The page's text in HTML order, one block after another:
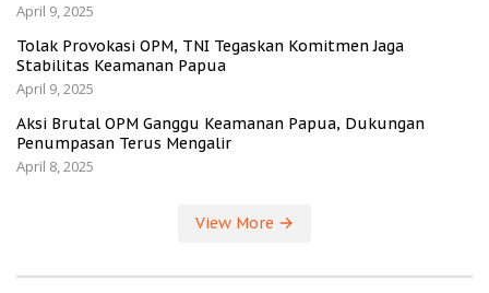
April 9, 2025
Tolak Provokasi OPM, TNI Tegaskan Komitmen Jaga
Stabilitas Keamanan Papua
April 9, 2025
Aksi Brutal OPM Ganggu Keamanan Papua, Dukungan
Penumpasan Terus Mengalir
April 8, 2025
View More